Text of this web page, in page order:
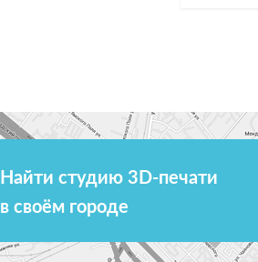
Найти студию 3D-печати
в своём городе